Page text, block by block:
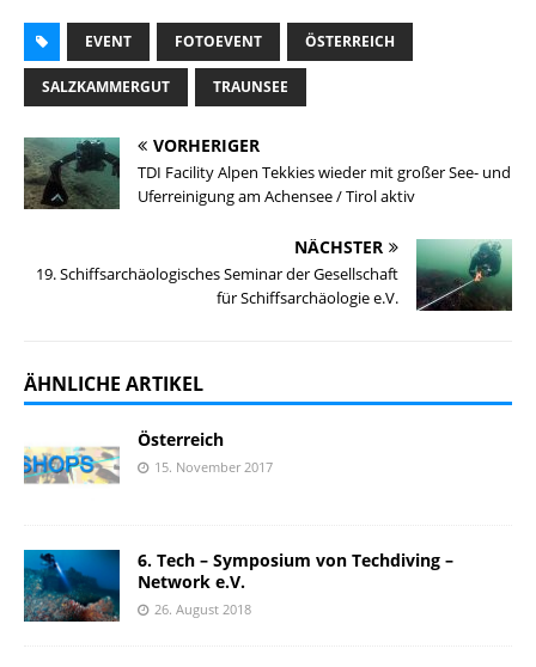
EVENT FOTOEVENT ÖSTERREICH
SALZKAMMERGUT TRAUNSEE
VORHERIGER
TDI Facility Alpen Tekkies wieder mit großer See- und
Uferreinigung am Achensee / Tirol aktiv
NÄCHSTER
19. Schiffsarchäologisches Seminar der Gesellschaft
für Schiffsarchäologie e.V.
ÄHNLICHE ARTIKEL
Österreich
15. November 2017
6. Tech – Symposium von Techdiving –
Network e.V.
26. August 2018